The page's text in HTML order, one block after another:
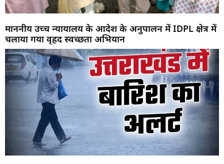
माननीय उच्च न्यायालय के आदेश के अनुपालन में IDPL क्षेत्र में
चलाया गया वृहद स्वच्छता अभियान